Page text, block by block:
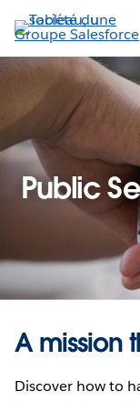
Aller
au
contenu
principal
Public
A mission
Discover how to